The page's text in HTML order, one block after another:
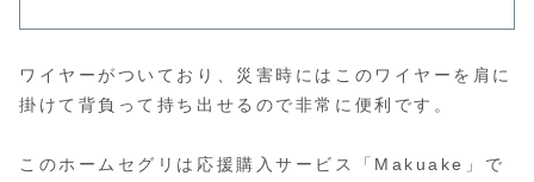
ワイヤーがついており、災害時にはこのワイヤーを肩に
掛けて背負って持ち出せるので非常に便利です。
このホームセグリは応援購入サービス「Makuake」で